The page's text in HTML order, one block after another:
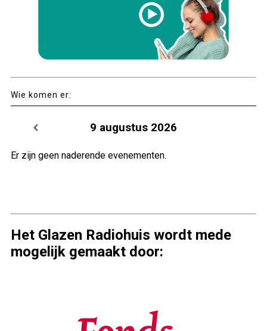
Wie komen er:
9 augustus 2026
Er zijn geen naderende evenementen.
Het Glazen Radiohuis wordt mede
mogelijk gemaakt door: